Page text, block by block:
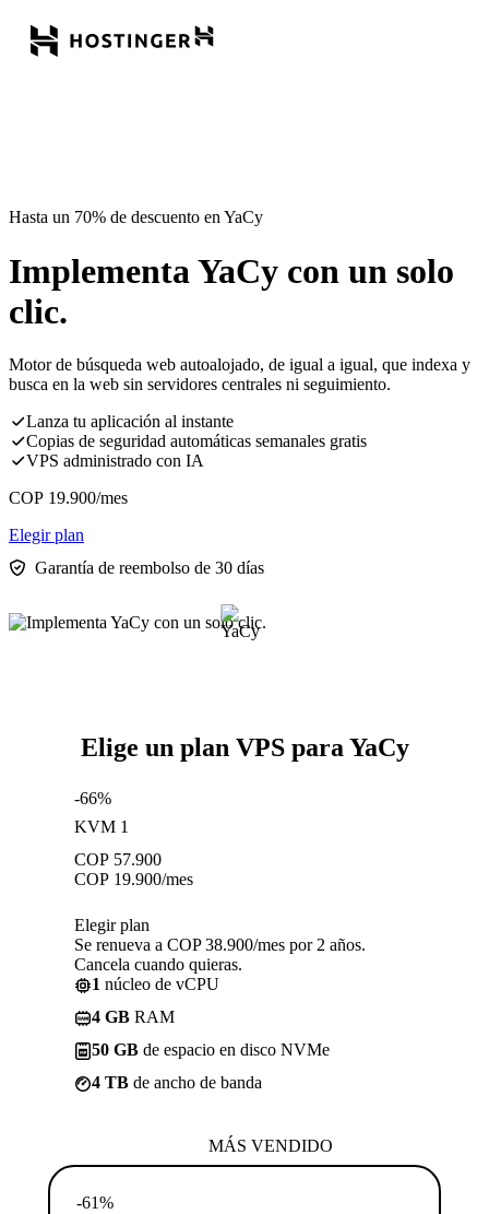
Hasta un 70% de descuento en YaCy
Implementa YaCy con un solo
clic.
Motor de búsqueda web autoalojado, de igual a igual, que indexa y
busca en la web sin servidores centrales ni seguimiento.
Lanza tu aplicación al instante
Copias de seguridad automáticas semanales gratis
VPS administrado con IA
COP 19.900/mes
Elegir plan
Garantía de reembolso de 30 días
Elige un plan VPS para YaCy
-66%
KVM 1
COP 57.900
COP 19.900/mes
Elegir plan
Se renueva a COP 38.900/mes por 2 años.
Cancela cuando quieras.
1 núcleo de vCPU
4 GB RAM
50 GB de espacio en disco NVMe
4 TB de ancho de banda
MÁS VENDIDO
-61%